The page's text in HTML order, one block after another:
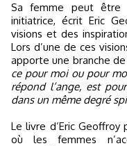
Sa femme peut être
initiatrice, écrit Eric
visions et des
Lors d’une de ces
apporte une branche
ce pour moi ou pour
répond l’ange, est
dans un même degré
Le livre d’Eric
où les femmes